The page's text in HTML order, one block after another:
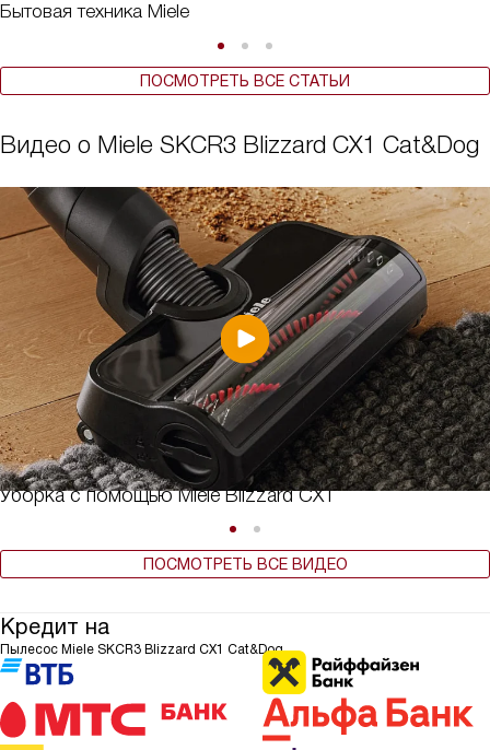
Бытовая техника Miele
ПОСМОТРЕТЬ ВСЕ СТАТЬИ
Видео о Miele SKCR3 Blizzard CX1 Cat&Dog
Уборка с помощью Miele Blizzard CX1
ПОСМОТРЕТЬ ВСЕ ВИДЕО
Кредит на
Пылесос Miele SKCR3 Blizzard CX1 Cat&Dog